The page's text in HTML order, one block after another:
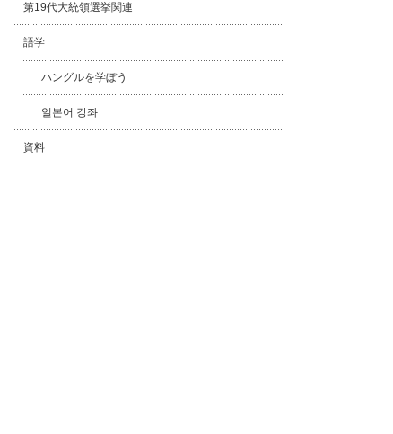
第19代大統領選挙関連
語学
ハングルを学ぼう
일본어 강좌
資料